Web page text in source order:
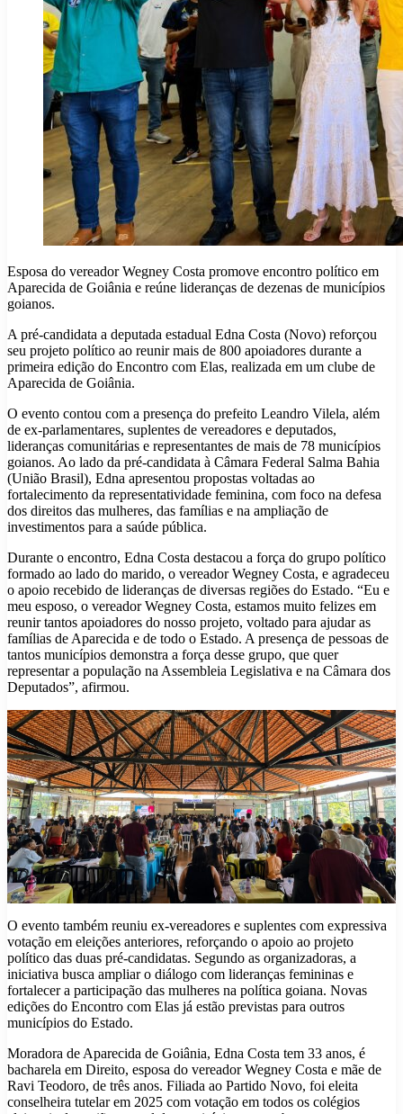
Esposa do vereador Wegney Costa promove encontro político em
Aparecida de Goiânia e reúne lideranças de dezenas de municípios
goianos.
A pré-candidata a deputada estadual Edna Costa (Novo) reforçou
seu projeto político ao reunir mais de 800 apoiadores durante a
primeira edição do Encontro com Elas, realizada em um clube de
Aparecida de Goiânia.
O evento contou com a presença do prefeito Leandro Vilela, além
de ex-parlamentares, suplentes de vereadores e deputados,
lideranças comunitárias e representantes de mais de 78 municípios
goianos. Ao lado da pré-candidata à Câmara Federal Salma Bahia
(União Brasil), Edna apresentou propostas voltadas ao
fortalecimento da representatividade feminina, com foco na defesa
dos direitos das mulheres, das famílias e na ampliação de
investimentos para a saúde pública.
Durante o encontro, Edna Costa destacou a força do grupo político
formado ao lado do marido, o vereador Wegney Costa, e agradeceu
o apoio recebido de lideranças de diversas regiões do Estado. “Eu e
meu esposo, o vereador Wegney Costa, estamos muito felizes em
reunir tantos apoiadores do nosso projeto, voltado para ajudar as
famílias de Aparecida e de todo o Estado. A presença de pessoas de
tantos municípios demonstra a força desse grupo, que quer
representar a população na Assembleia Legislativa e na Câmara dos
Deputados”, afirmou.
O evento também reuniu ex-vereadores e suplentes com expressiva
votação em eleições anteriores, reforçando o apoio ao projeto
político das duas pré-candidatas. Segundo as organizadoras, a
iniciativa busca ampliar o diálogo com lideranças femininas e
fortalecer a participação das mulheres na política goiana. Novas
edições do Encontro com Elas já estão previstas para outros
municípios do Estado.
Moradora de Aparecida de Goiânia, Edna Costa tem 33 anos, é
bacharela em Direito, esposa do vereador Wegney Costa e mãe de
Ravi Teodoro, de três anos. Filiada ao Partido Novo, foi eleita
conselheira tutelar em 2025 com votação em todos os colégios